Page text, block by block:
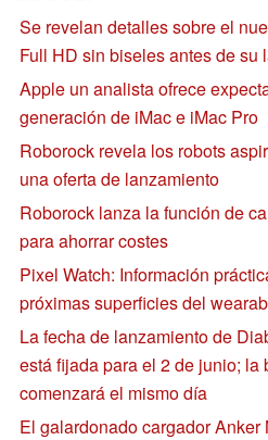
Se revelan detalles sobre el
Full HD sin biseles antes de su
Apple un analista ofrece
generación de iMac e iMac Pro
Roborock revela los robots
una oferta de lanzamiento
Roborock lanza la función de
para ahorrar costes
Pixel Watch: Información
próximas superficies del
La fecha de lanzamiento de
está fijada para el 2 de junio; la
comenzará el mismo día
El galardonado cargador Anker